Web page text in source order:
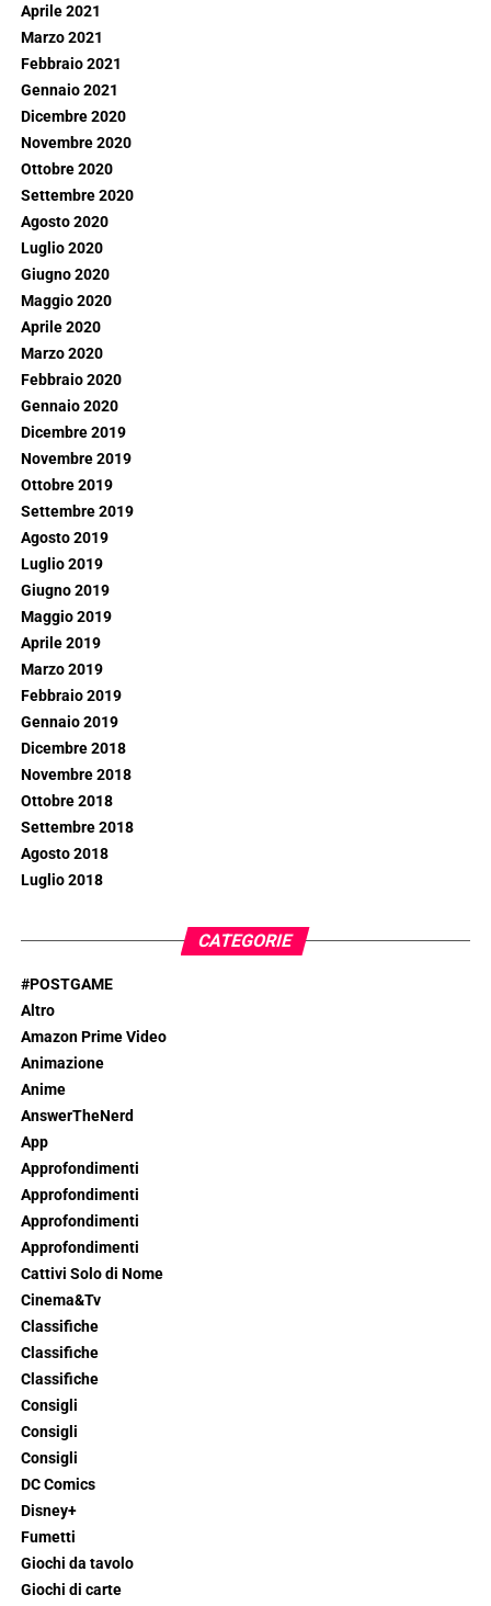
Aprile 2021
Marzo 2021
Febbraio 2021
Gennaio 2021
Dicembre 2020
Novembre 2020
Ottobre 2020
Settembre 2020
Agosto 2020
Luglio 2020
Giugno 2020
Maggio 2020
Aprile 2020
Marzo 2020
Febbraio 2020
Gennaio 2020
Dicembre 2019
Novembre 2019
Ottobre 2019
Settembre 2019
Agosto 2019
Luglio 2019
Giugno 2019
Maggio 2019
Aprile 2019
Marzo 2019
Febbraio 2019
Gennaio 2019
Dicembre 2018
Novembre 2018
Ottobre 2018
Settembre 2018
Agosto 2018
Luglio 2018
CATEGORIE
#POSTGAME
Altro
Amazon Prime Video
Animazione
Anime
AnswerTheNerd
App
Approfondimenti
Approfondimenti
Approfondimenti
Approfondimenti
Cattivi Solo di Nome
Cinema&Tv
Classifiche
Classifiche
Classifiche
Consigli
Consigli
Consigli
DC Comics
Disney+
Fumetti
Giochi da tavolo
Giochi di carte